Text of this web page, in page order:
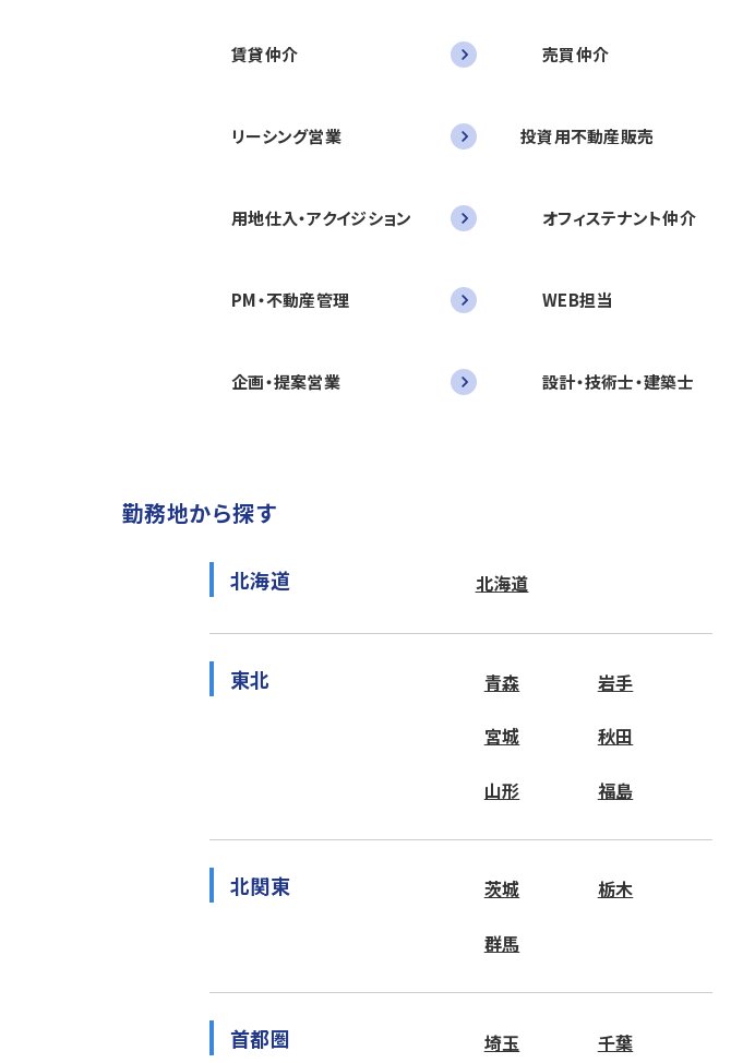
賃貸仲介 売買仲介
リーシング営業 投資用不動産販売
用地仕入・アクイジション オフィステナント仲介
PM・不動産管理 WEB担当
企画・提案営業 設計・技術士・建築士
勤務地から探す
北海道 北海道
東北 青森 岩手
宮城 秋田
山形 福島
北関東 茨城 栃木
群馬
首都圏 埼玉 千葉